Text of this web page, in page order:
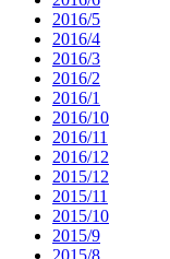
2016/5
2016/4
2016/3
2016/2
2016/1
2016/10
2016/11
2016/12
2015/12
2015/11
2015/10
2015/9
2015/8